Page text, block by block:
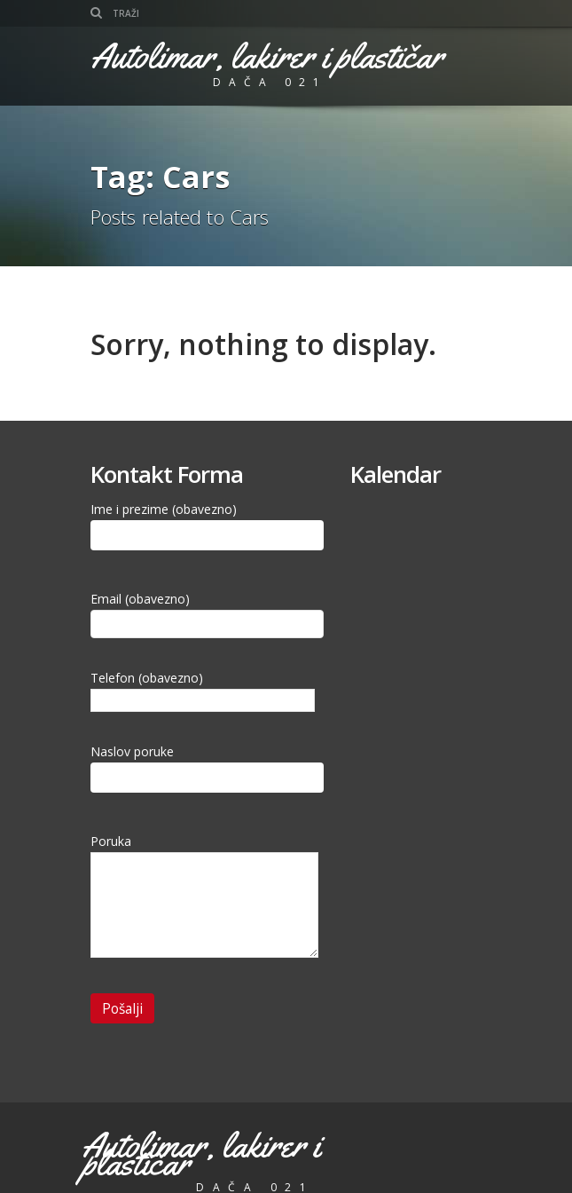
Autolimar, lakirer i plastičar
DAČA 021
Tag: Cars
Posts related to Cars
Sorry, nothing to display.
Kontakt Forma
Ime i prezime (obavezno)
Email (obavezno)
Telefon (obavezno)
Naslov poruke
Poruka
Kalendar
Autolimar, lakirer i
plastičar
DAČA 021